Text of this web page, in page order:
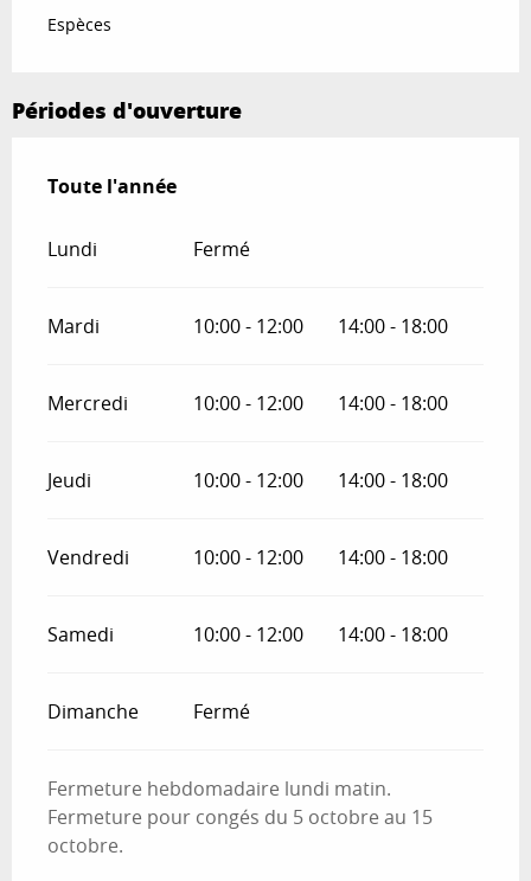
Espèces
Périodes d'ouverture
Toute l'année
Toute l'année
Lundi Fermé
Mardi 10:00 - 12:00 14:00 - 18:00
Mercredi 10:00 - 12:00 14:00 - 18:00
Jeudi 10:00 - 12:00 14:00 - 18:00
Vendredi 10:00 - 12:00 14:00 - 18:00
Samedi 10:00 - 12:00 14:00 - 18:00
Dimanche Fermé
Fermeture hebdomadaire lundi matin.
Fermeture pour congés du 5 octobre au 15
octobre.